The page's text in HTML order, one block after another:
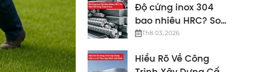
Độ cứng inox 304
bao nhiêu HRC? So
sánh độ cứng thép
Th8 03, 2026
Hiểu Rõ Về Công